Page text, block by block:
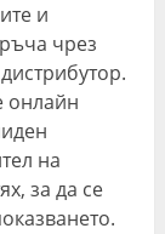
и
чрез
онлайн
на
за да се